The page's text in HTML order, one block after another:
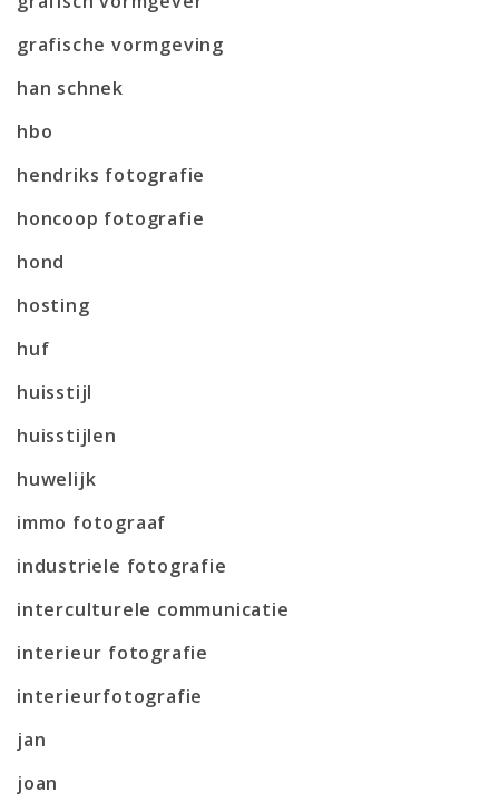
grafische vormgeving
han schnek
hbo
hendriks fotografie
honcoop fotografie
hond
hosting
huf
huisstijl
huisstijlen
huwelijk
immo fotograaf
industriele fotografie
interculturele communicatie
interieur fotografie
interieurfotografie
jan
joan